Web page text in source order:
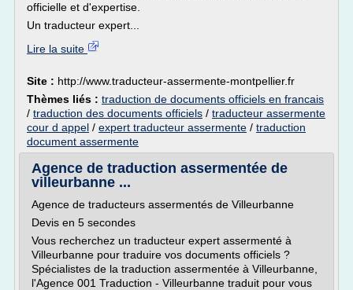
officielle et d'expertise.
Un traducteur expert...
Lire la suite
Site : http://www.traducteur-assermente-montpellier.fr
Thèmes liés : traduction de documents officiels en francais
/ traduction des documents officiels / traducteur assermente
cour d appel / expert traducteur assermente / traduction
document assermente
Agence de traduction assermentée de
villeurbanne ...
Agence de traducteurs assermentés de Villeurbanne
Devis en 5 secondes
Vous recherchez un traducteur expert assermenté à
Villeurbanne pour traduire vos documents officiels ?
Spécialistes de la traduction assermentée à Villeurbanne,
l'Agence 001 Traduction - Villeurbanne traduit pour vous